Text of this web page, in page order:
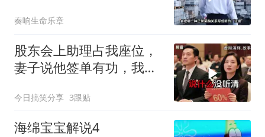
奏响生命乐章
股东会上助理占我座位，
妻子说他签单有功，我抛
给他当
今日搞笑分享 3跟贴
海绵宝宝解说4